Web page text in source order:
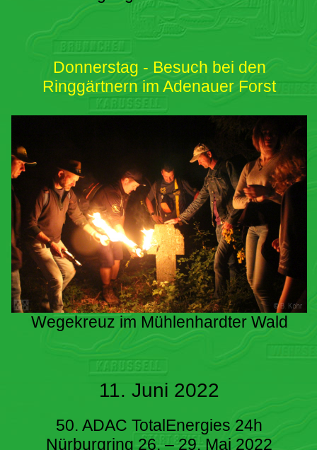
Donnerstag - Besuch bei den
Ringgärtnern im Adenauer Forst
Wegekreuz im Mühlenhardter Wald
11. Juni 2022
50. ADAC TotalEnergies 24h
Nürburgring 26. – 29. Mai 2022